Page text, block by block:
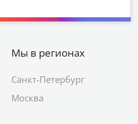
Мы в регионах
Санкт-Петербург
Москва